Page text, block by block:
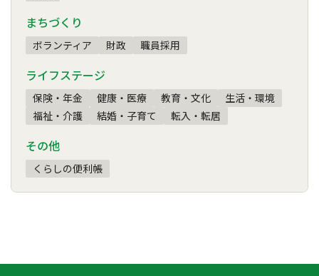
まちづくり
ボランティア 財政 職員採用
ライフステージ
保険・年金 健康・医療 教育・文化
生活・環境
福祉・介護
結婚・子育て 転入・転居
その他
くらしの便利帳